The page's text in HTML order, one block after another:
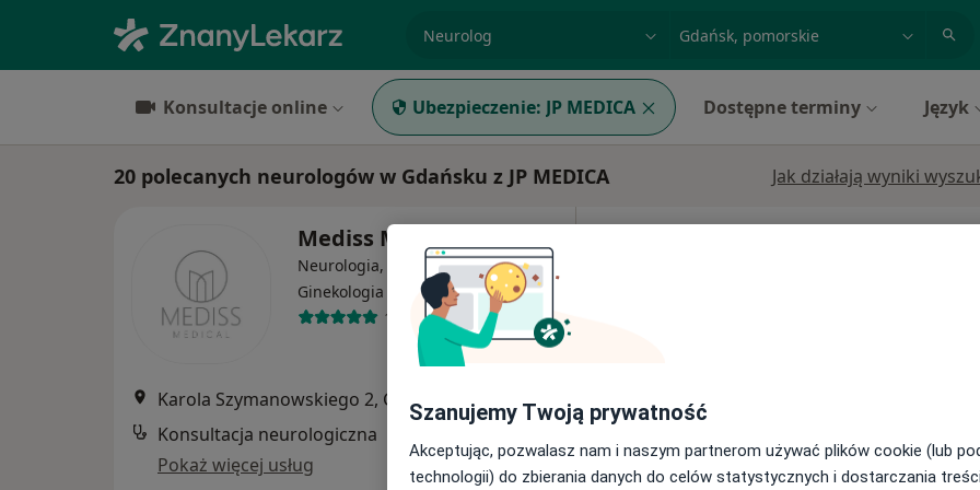
specjalizacja, badanie lub nazwiskomiasto lub dzielnica
Konsultacje online Ubezpieczenie: JP MEDICA Dostępne terminy Język
20 polecanych neurologów w Gdańsku z JP MEDICA Jak działają wyniki
Mediss Medical Clinic
Neurologia, Medycyna estetyczna,
Ginekologia
Więcej
1288 opinii
Karola Szymanowskiego 2, Gdańsk
Mapa
Konsultacja neurologiczna
Pokaż więcej usług
Szanujemy Twoją prywatność
Akceptując, pozwalasz nam i naszym partnerom używać plików cookie (lub
technologii) do zbierania danych do celów statystycznych i dostarczania